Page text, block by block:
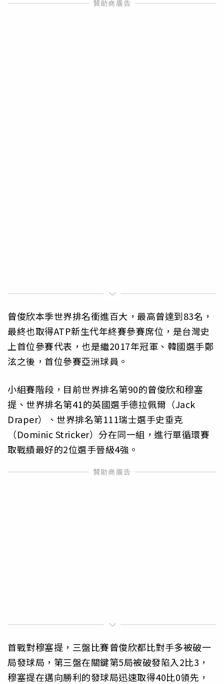
曾俊欣本季世界排名衝進百大，最高曾達到83名，
最終也取得ATP新生代年終賽參賽席位，是台灣史
上首位參賽代表，也是繼2017年冠軍、韓國選手鄭
泫之後，首位參賽亞洲球員。
小組賽階段，目前世界排名第90的曾俊欣和穆塞
提、世界排名第41的英國選手德拉佩爾（Jack
Draper）、世界排名第111瑞士選手史垂克
（Dominic Stricker）分在同一組，進行單循環賽
取戰績最好的2位選手晉級4強。
首戰對穆塞提，三盤比賽曾俊欣都比對手多被破一
局發球局，第三盤在關鍵第5局被破發陷入2比3，
穆塞提在邁向勝利的發球局迅速取得40比0領先，